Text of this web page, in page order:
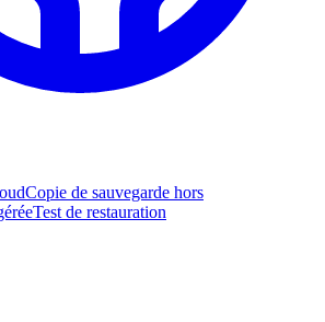
Copie de sauvegarde hors
Test de restauration